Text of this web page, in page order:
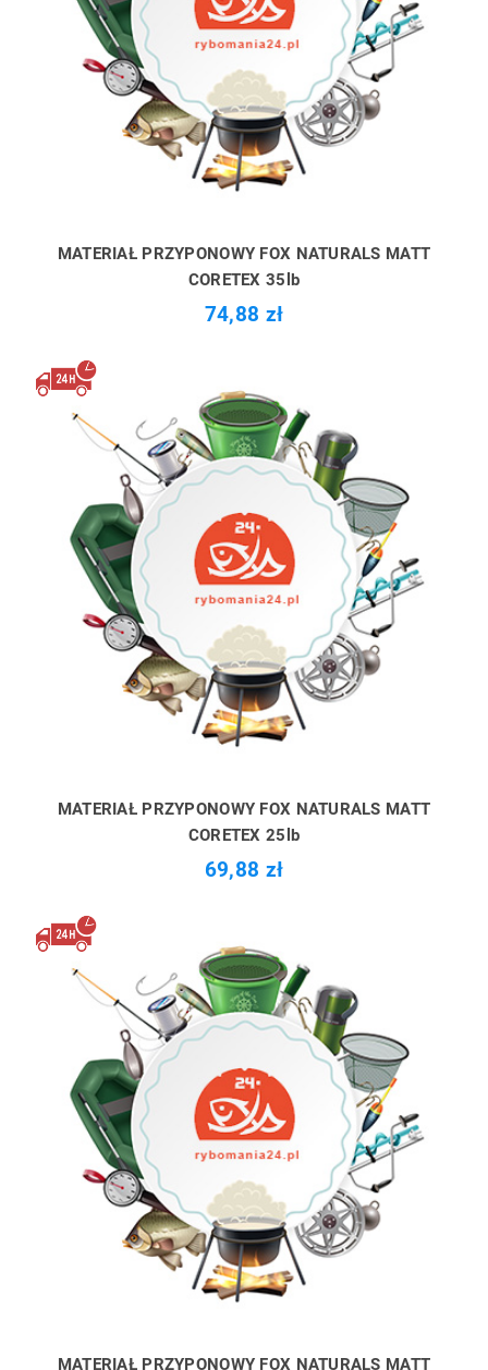
MATERIAŁ PRZYPONOWY FOX NATURALS MATT
CORETEX 35lb
74,88 zł
MATERIAŁ PRZYPONOWY FOX NATURALS MATT
CORETEX 25lb
69,88 zł
MATERIAŁ PRZYPONOWY FOX NATURALS MATT